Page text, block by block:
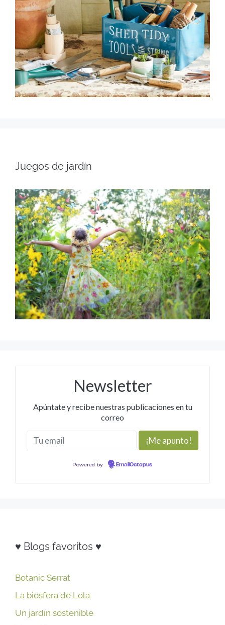
Juegos de jardín
Newsletter
Apúntate y recibe nuestras publicaciones en tu
correo
Powered by EmailOctopus
♥ Blogs favoritos ♥
Botanic Serrat
La biosfera de Lola
Un jardín sostenible